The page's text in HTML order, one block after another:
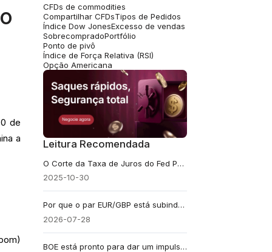
de
a
CFDs de commodities
Compartilhar CFDsTipos de Pedidos
Índice Dow JonesExcesso de vendas
SobrecompradoPortfólio
Ponto de pivô
Índice de Força Relativa (RSI)
Opção Americana
Leitura Recomendada
O Corte da Taxa de Juros do Fed Para a Mínima em 3 Anos Será o Último de 2025?
2025-10-30
Por que o par EUR/GBP está subindo apesar da vantagem de 150 pontos-base da libra esterlina?
2026-07-28
BOE está pronto para dar um impulso à libra esterlina